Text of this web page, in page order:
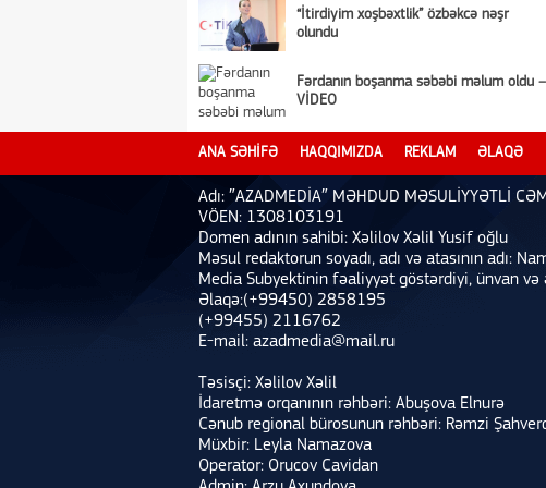
“İtirdiyim xoşbəxtlik” özbəkcə nəşr
olundu
Fərdanın boşanma səbəbi məlum oldu –
VİDEO
ANA SƏHİFƏ HAQQIMIZDA REKLAM ƏLAQƏ
Adı: ″AZADMEDİA″ MƏHDUD MƏSULİYYƏTLİ
VÖEN: 1308103191
Domen adının sahibi: Xəlilov Xəlil Yusif oğlu
Məsul redaktorun soyadı, adı və atasının adı:
Media Subyektinin fəaliyyət göstərdiyi, ünvan
Əlaqə:(+99450) 2858195
(+99455) 2116762
E-mail: azadmedia@mail.ru
Təsisçi: Xəlilov Xəlil
İdaretmə orqanının rəhbəri: Abuşova Elnurə
Cənub regional bürosunun rəhbəri: Rəmzi
Müxbir: Leyla Namazova
Operator: Orucov Cavidan